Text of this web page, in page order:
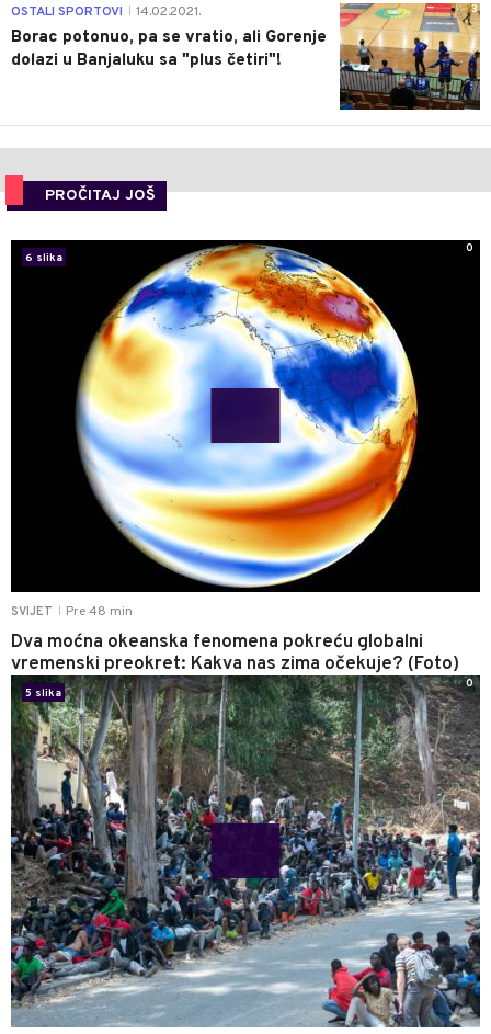
3
OSTALI SPORTOVI 14.02.2021.
Borac potonuo, pa se vratio, ali Gorenje
dolazi u Banjaluku sa "plus četiri"!
PROČITAJ JOŠ
SVIJET Pre 48 min
Dva moćna okeanska fenomena pokreću globalni
vremenski preokret: Kakva nas zima očekuje? (Foto)
6 slika
0
5 slika
0